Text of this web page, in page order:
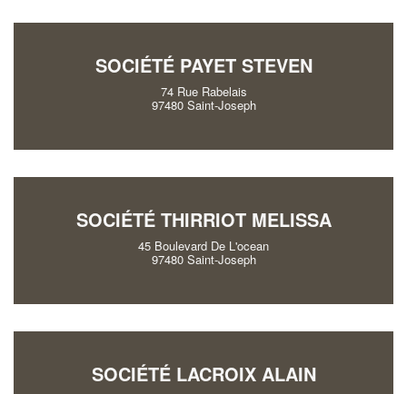
SOCIÉTÉ PAYET STEVEN
74 Rue Rabelais
97480 Saint-Joseph
SOCIÉTÉ THIRRIOT MELISSA
45 Boulevard De L'ocean
97480 Saint-Joseph
SOCIÉTÉ LACROIX ALAIN